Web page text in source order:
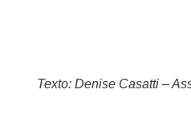
Texto: Denise Casatti –